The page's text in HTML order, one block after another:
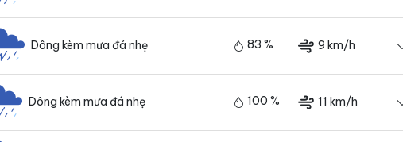
Dông kèm mưa đá nhẹ 83 % 9 km/h
Dông kèm mưa đá nhẹ 100 % 11 km/h